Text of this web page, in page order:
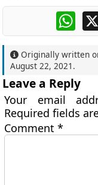
Originally written
August 22, 2021 .
Leave a Reply
Your email
Required fields
Comment*